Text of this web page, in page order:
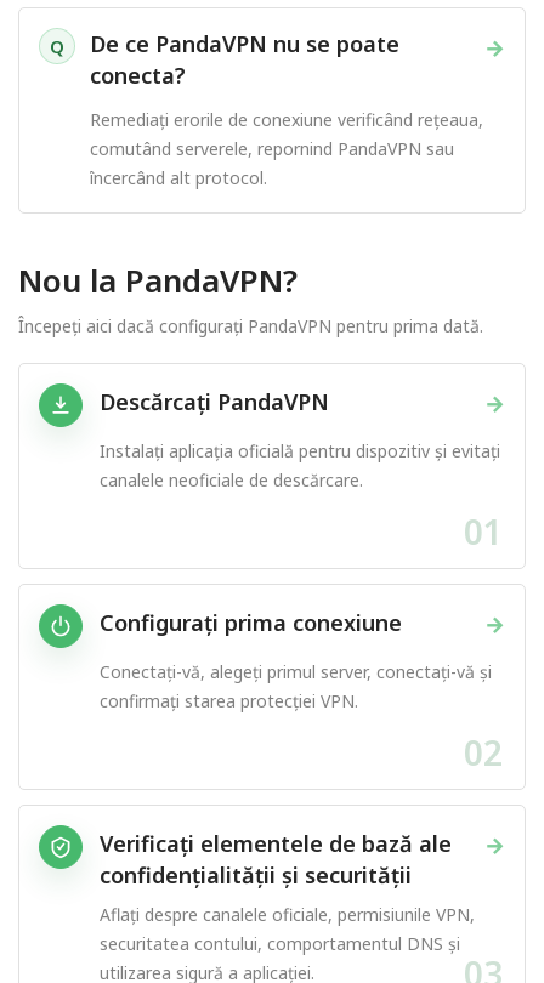
Q →
De ce PandaVPN nu se poate
conecta?
Remediați erorile de conexiune verificând rețeaua,
comutând serverele, repornind PandaVPN sau
încercând alt protocol.
Nou la PandaVPN?
Începeți aici dacă configurați PandaVPN pentru prima dată.
→
Descărcați PandaVPN
Instalați aplicația oficială pentru dispozitiv și evitați
canalele neoficiale de descărcare.
01
→
Configurați prima conexiune
Conectați-vă, alegeți primul server, conectați-vă și
confirmați starea protecției VPN.
02
→
Verificați elementele de bază ale
confidențialității și securității
Aflați despre canalele oficiale, permisiunile VPN,
securitatea contului, comportamentul DNS și
utilizarea sigură a aplicației.
03